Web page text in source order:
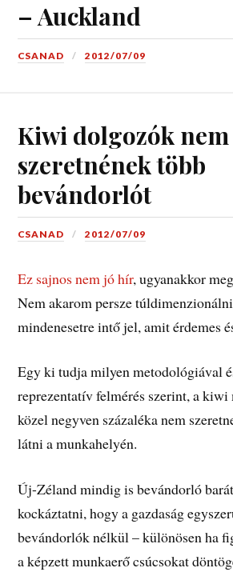
– Auckland
CSANAD 2012/07/09
Kiwi dolgozók nem
szeretnének több
bevándorlót
CSANAD 2012/07/09
Ez sajnos nem jó hír, ugyanakkor
Nem akarom persze
mindenesetre intő jel, amit érdemes
Egy ki tudja milyen metodológiával
reprezentatív felmérés szerint, a
közel negyven százaléka nem
látni a munkahelyén.
Új-Zéland mindig is bevándorló
kockáztatni, hogy a gazdaság
bevándorlók nélkül – különösen ha
a képzett munkaerő csúcsokat